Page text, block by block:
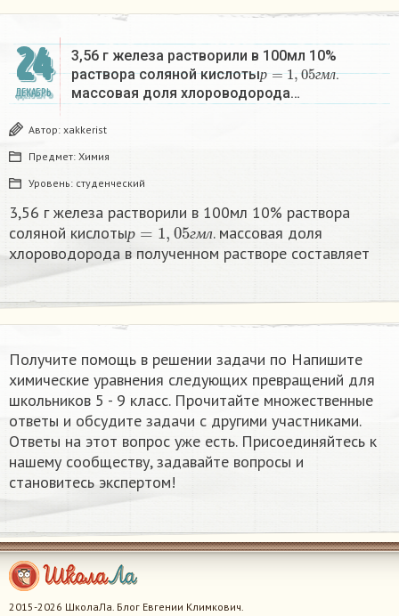
24
ДЕКАБРЬ
3,56 г железа растворили в 100мл 10%
раствора соляной кислоты р гмл
,05гм
.
массовая доля хлороводорода…
Автор: xakkerist
Предмет: Химия
Уровень: студенческий
3,56 г железа растворили в 100мл 10% раствора
соляной кислоты р гмл
р=1,05гмл
. массовая доля
хлороводорода в полученном растворе составляет
Получите помощь в решении задачи по Напишите
химические уравнения следующих превращений​ для
школьников 5 - 9 класс. Прочитайте множественные
ответы и обсудите задачи с другими участниками.
Ответы на этот вопрос уже есть. Присоединяйтесь к
нашему сообществу, задавайте вопросы и
становитесь экспертом!
2015-2026 ШколаЛа. Блог Евгении Климкович.